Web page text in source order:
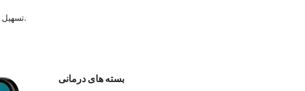
تسهیل درمان بیمار، و همچنین فعال کردن آن با راه حل های مبتنی بر فناوری، سیستم مراقبت از بیمار و شفافیت در هر مرحله از سفر درمان.
بسته های درمانی